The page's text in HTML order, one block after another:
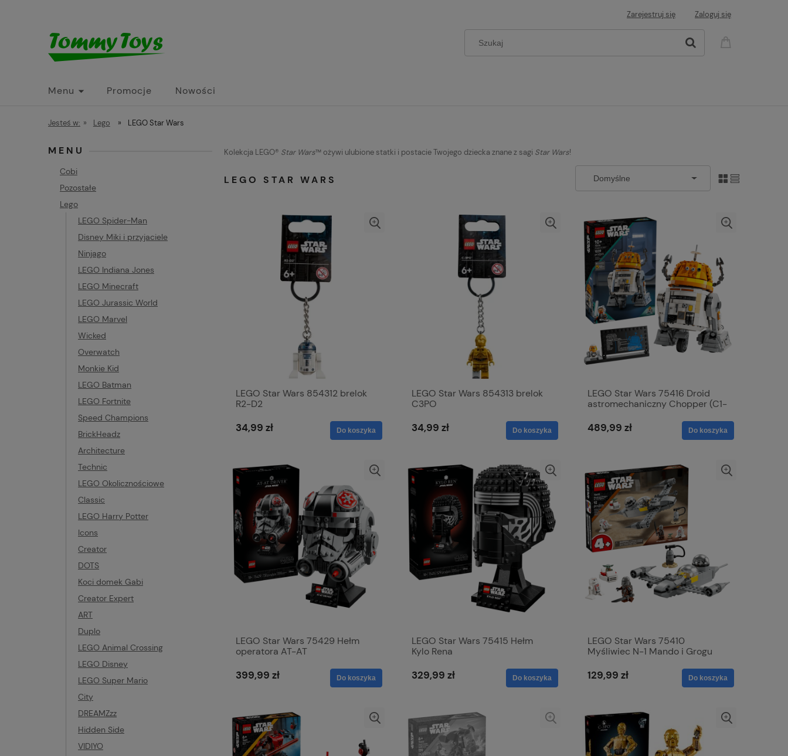
Zarejestruj się Zaloguj się
Menu Promocje Nowości
Jesteś w: » Lego » LEGO Star Wars
MENU
Cobi
Pozostałe
Lego
LEGO Spider-Man
Disney Miki i przyjaciele
Ninjago
LEGO Indiana Jones
LEGO Minecraft
LEGO Jurassic World
LEGO Marvel
Wicked
Overwatch
Monkie Kid
LEGO Batman
LEGO Fortnite
Speed Champions
BrickHeadz
Architecture
Technic
LEGO Okolicznościowe
Classic
LEGO Harry Potter
Icons
Creator
DOTS
Koci domek Gabi
Creator Expert
ART
Duplo
LEGO Animal Crossing
LEGO Disney
LEGO Super Mario
City
DREAMZzz
Hidden Side
VIDIYO
Kolekcja LEGO® Star Wars™ ożywi ulubione statki i postacie Twojego dziecka znane z sagi Star Wars!
LEGO STAR WARS
LEGO Star Wars 854312 brelok
R2-D2
34,99 zł Do koszyka
LEGO Star Wars 854313 brelok
C3PO
34,99 zł Do koszyka
LEGO Star Wars 75416 Droid
astromechaniczny Chopper (C1-
489,99 zł Do koszyka
LEGO Star Wars 75429 Hełm
operatora AT-AT
399,99 zł Do koszyka
LEGO Star Wars 75415 Hełm
Kylo Rena
329,99 zł Do koszyka
LEGO Star Wars 75410
Myśliwiec N-1 Mando i Grogu
129,99 zł Do koszyka